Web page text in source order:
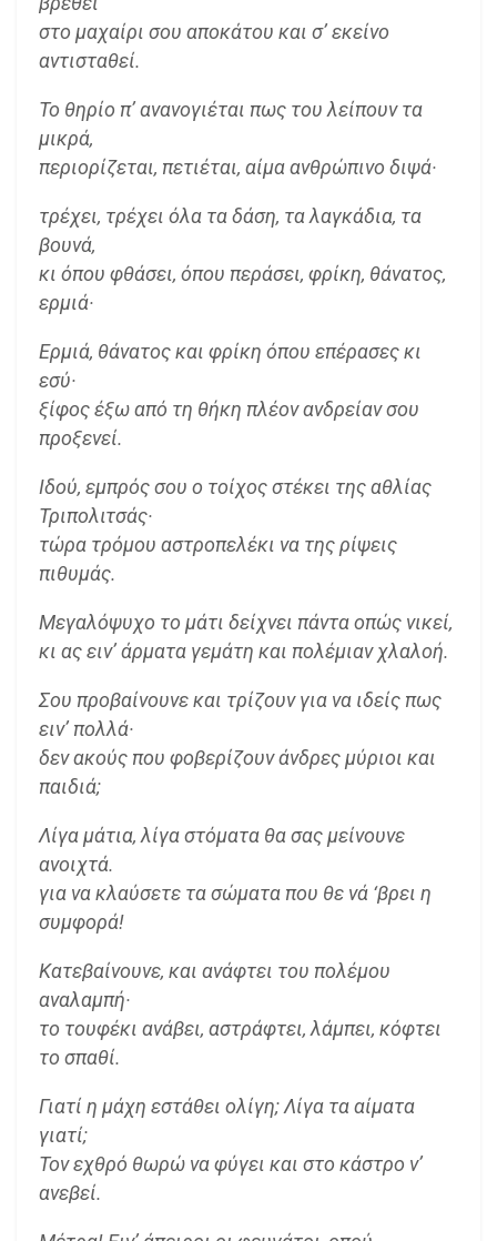
στο μαχαίρι σου αποκάτου και σ’ εκείνο
αντισταθεί.
Το θηρίο π’ ανανογιέται πως του λείπουν τα
μικρά,
περιορίζεται, πετιέται, αίμα ανθρώπινο διψά·
τρέχει, τρέχει όλα τα δάση, τα λαγκάδια, τα
βουνά,
κι όπου φθάσει, όπου περάσει, φρίκη, θάνατος,
ερμιά·
Ερμιά, θάνατος και φρίκη όπου επέρασες κι
εσύ·
ξίφος έξω από τη θήκη πλέον ανδρείαν σου
προξενεί.
Ιδού, εμπρός σου ο τοίχος στέκει της αθλίας
Τριπολιτσάς·
τώρα τρόμου αστροπελέκι να της ρίψεις
πιθυμάς.
Μεγαλόψυχο το μάτι δείχνει πάντα οπώς νικεί,
κι ας ειν’ άρματα γεμάτη και πολέμιαν χλαλοή.
Σου προβαίνουνε και τρίζουν για να ιδείς πως
ειν’ πολλά·
δεν ακούς που φοβερίζουν άνδρες μύριοι και
παιδιά;
Λίγα μάτια, λίγα στόματα θα σας μείνουνε
ανοιχτά.
για να κλαύσετε τα σώματα που θε νά ‘βρει η
συμφορά!
Κατεβαίνουνε, και ανάφτει του πολέμου
αναλαμπή·
το τουφέκι ανάβει, αστράφτει, λάμπει, κόφτει
το σπαθί.
Γιατί η μάχη εστάθει ολίγη; Λίγα τα αίματα
γιατί;
Τον εχθρό θωρώ να φύγει και στο κάστρο ν’
ανεβεί.